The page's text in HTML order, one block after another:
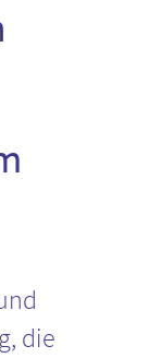
die